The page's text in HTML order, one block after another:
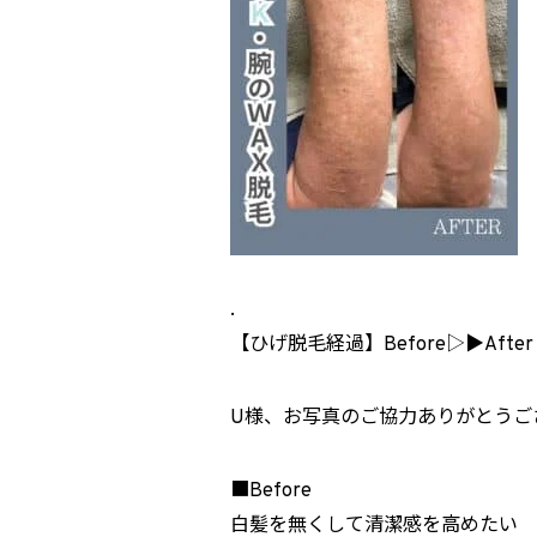
.
【ひげ脱毛経過】Before▷▶After
U様、お写真のご協力ありがとう
■Before
白髪を無くして清潔感を高めたい